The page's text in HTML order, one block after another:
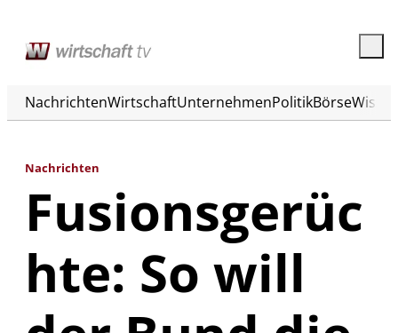
NachrichtenWirtschaftUnternehmenPolitikBörse
Nachrichten
Fusionsgerüc
hte: So will